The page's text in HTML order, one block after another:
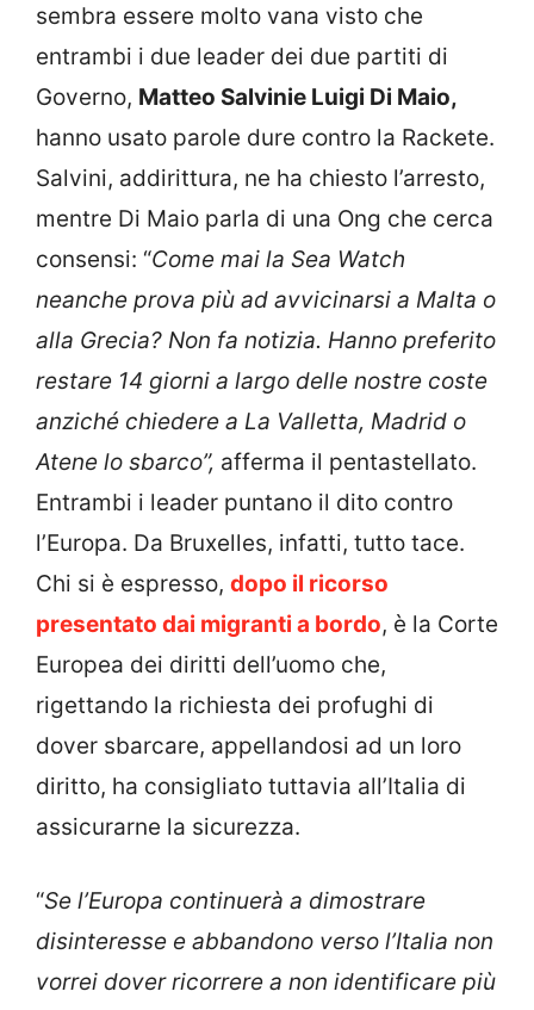
sembra essere molto vana visto che
entrambi i due leader dei due partiti di
Governo, Matteo Salvinie Luigi Di Maio,
hanno usato parole dure contro la Rackete.
Salvini, addirittura, ne ha chiesto l’arresto,
mentre Di Maio parla di una Ong che cerca
consensi: “Come mai la Sea Watch
neanche prova più ad avvicinarsi a Malta o
alla Grecia? Non fa notizia. Hanno preferito
restare 14 giorni a largo delle nostre coste
anziché chiedere a La Valletta, Madrid o
Atene lo sbarco”, afferma il pentastellato.
Entrambi i leader puntano il dito contro
l’Europa. Da Bruxelles, infatti, tutto tace.
Chi si è espresso, dopo il ricorso
presentato dai migranti a bordo, è la Corte
Europea dei diritti dell’uomo che,
rigettando la richiesta dei profughi di
dover sbarcare, appellandosi ad un loro
diritto, ha consigliato tuttavia all’Italia di
assicurarne la sicurezza.
“Se l’Europa continuerà a dimostrare
disinteresse e abbandono verso l’Italia non
vorrei dover ricorrere a non identificare più